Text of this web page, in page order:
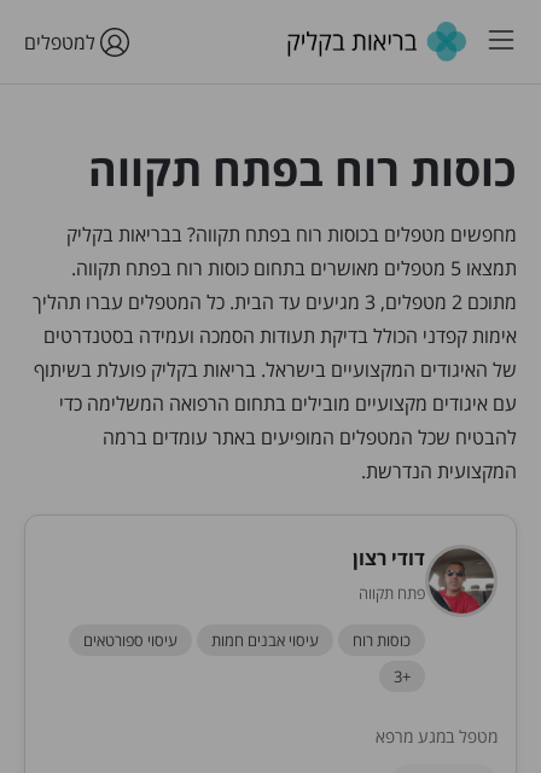
למטפלים
כוסות רוח בפתח תקווה
מחפשים מטפלים בכוסות רוח בפתח תקווה? בבריאות בקליק
תמצאו 5 מטפלים מאושרים בתחום כוסות רוח בפתח תקווה.
מתוכם 2 מטפלים, 3 מגיעים עד הבית. כל המטפלים עברו תהליך
אימות קפדני הכולל בדיקת תעודות הסמכה ועמידה בסטנדרטים
של האיגודים המקצועיים בישראל. בריאות בקליק פועלת בשיתוף
עם איגודים מקצועיים מובילים בתחום הרפואה המשלימה כדי
להבטיח שכל המטפלים המופיעים באתר עומדים ברמה
המקצועית הנדרשת.
דודי רצון
פתח תקווה
כוסות רוח עיסוי אבנים חמות
עיסוי ספורטאים
+3
מטפל במגע מרפא